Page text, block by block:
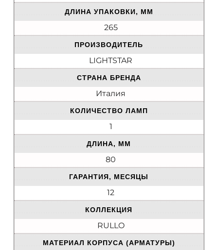
ДЛИНА УПАКОВКИ, ММ
265
ПРОИЗВОДИТЕЛЬ
LIGHTSTAR
СТРАНА БРЕНДА
Италия
КОЛИЧЕСТВО ЛАМП
1
ДЛИНА, ММ
80
ГАРАНТИЯ, МЕСЯЦЫ
12
КОЛЛЕКЦИЯ
RULLO
МАТЕРИАЛ КОРПУСА (АРМАТУРЫ)